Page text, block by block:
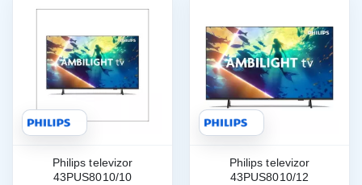
Philips televizor
43PUS8010/10
Philips televizor
43PUS8010/12